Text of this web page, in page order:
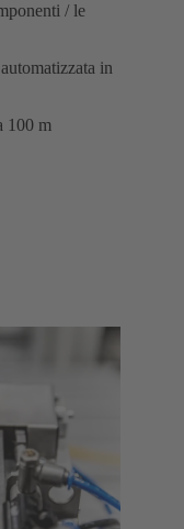
/ le
in
100 m